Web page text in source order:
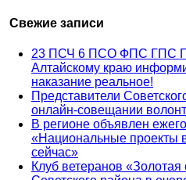
Свежие записи
23 ПСЧ 6 ПСО ФПС ГПС
Алтайскому краю
наказание реальное!
Представители
онлайн-совещании
В регионе объявлен
«Национальные проекты
сейчас»
Клуб ветеранов